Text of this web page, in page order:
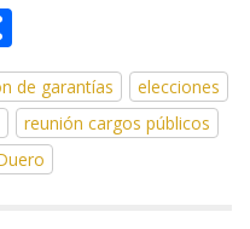
o
m
p
ar
de garantías
elecciones
reunión cargos públicos